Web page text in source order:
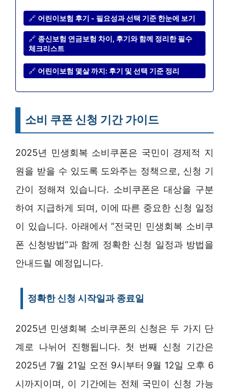
🔗 어린이보험 후기 - 필요성과 선택 기준 한눈에 보기
🔗 종신보험 연금보험 차이, 후기와 함께 정리한 필수
체크리스트
🔗 어린이보험 몇살 까지: 후기 및 선택 기준 정리
소비 쿠폰 신청 기간 가이드
2025년 민생회복 소비쿠폰은 국민이 경제적 지
원을 받을 수 있도록 도와주는 정책으로, 신청 기
간이 정해져 있습니다. 소비쿠폰은 대상을 구분
하여 지급하게 되며, 이에 따른 중요한 신청 일정
이 있습니다. 아래에서 “전국민 민생회복 소비쿠
폰 신청방법”과 함께 정확한 신청 일정과 방법을
안내드릴 예정입니다.
정확한 신청 시작일과 종료일
2025년 민생회복 소비쿠폰의 신청은 두 가지 단
계로 나뉘어 진행됩니다. 첫 번째 신청 기간은
2025년 7월 21일 오전 9시부터 9월 12일 오후 6
시까지이며, 이 기간에는 전체 국민이 신청 가능